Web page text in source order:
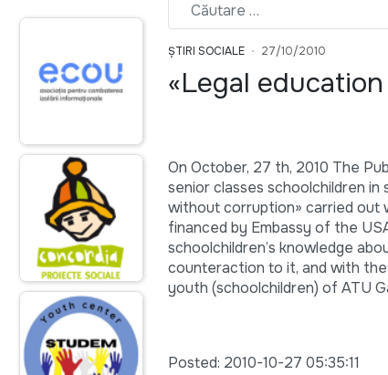
ȘTIRI SOCIALE 27/10/2010
«Legal
On October, 27 th, 2010 The
senior classes schoolchildren
without corruption» carried out
financed by Embassy of the
schoolchildren’s knowledge
counteraction to it, and with
youth (schoolchildren) of ATU
Posted: 2010-10-27 05:35:11